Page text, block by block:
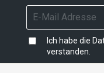
Ich habe die
verstanden.